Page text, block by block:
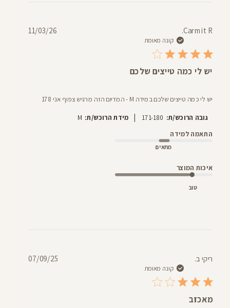
Carmit R.
קונה מאומת
יש לי כמה טייצים שלכם
יש לי כמה טייצים שלכם במידה M - המדיום הזה מרגיש צפוף אני 178
גובה הרוכש/ת: 171-180 מידת הרוכש/ת: M
התאמה למידה
מתאים
איכות המוצר
טוב
תאריך11/03/26
ריקי ב.
קונה מאומת
מאכזב
תאריך07/09/25